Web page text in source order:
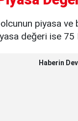
piyasa ve
değeri ise 75
Haberin